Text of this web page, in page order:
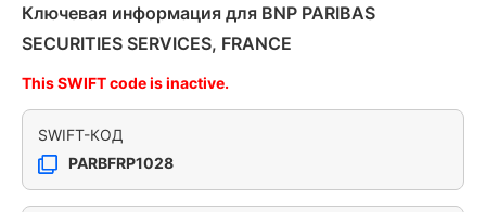
Ключевая информация для BNP PARIBAS
SECURITIES SERVICES, FRANCE
This SWIFT code is inactive.
SWIFT-КОД
PARBFRP1028